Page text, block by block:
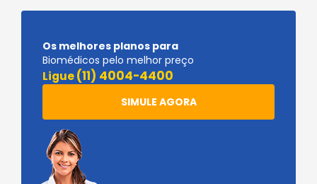
Os melhores planos para
Biomédicos pelo melhor preço
Ligue(11) 4004-4400
SIMULE AGORA